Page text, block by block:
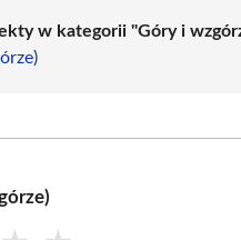
w kategorii "Góry i